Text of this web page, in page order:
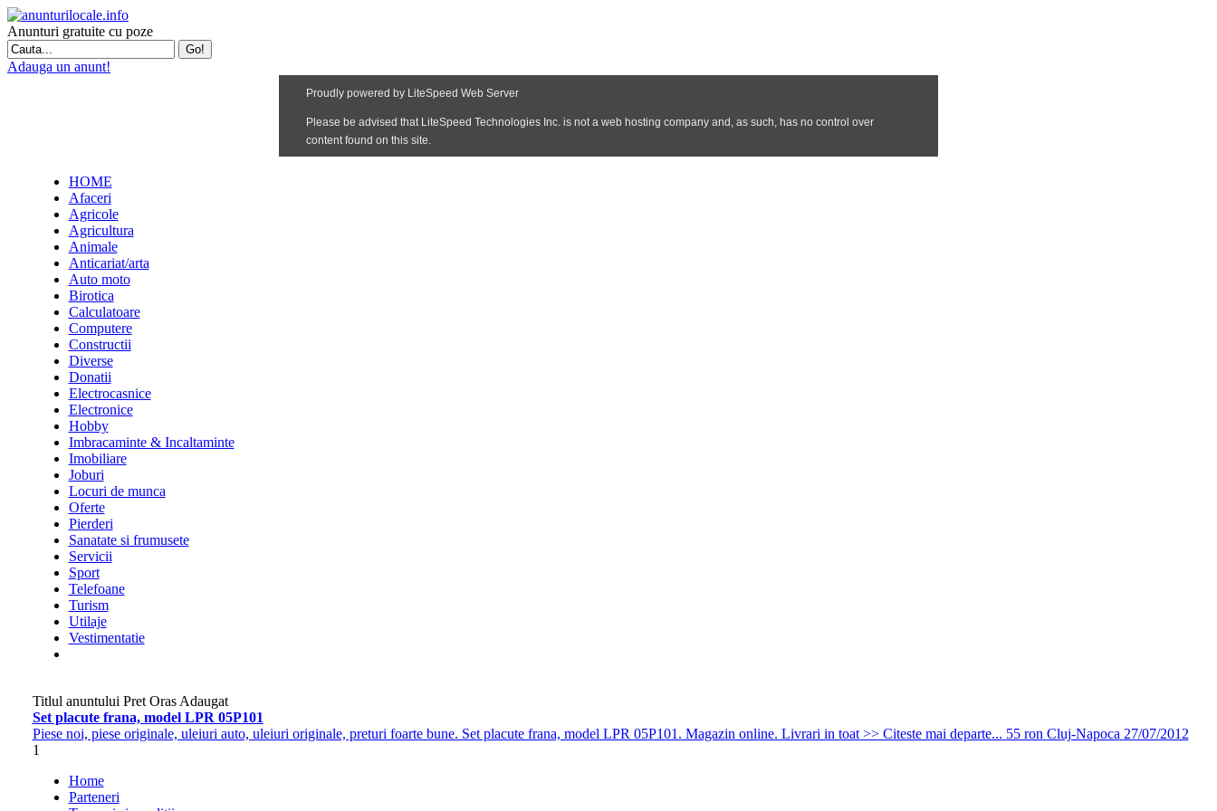
Anunturi gratuite cu poze
Adauga un anunt!
HOME
Afaceri
Agricole
Agricultura
Animale
Anticariat/arta
Auto moto
Birotica
Calculatoare
Computere
Constructii
Diverse
Donatii
Electrocasnice
Electronice
Hobby
Imbracaminte & Incaltaminte
Imobiliare
Joburi
Locuri de munca
Oferte
Pierderi
Sanatate si frumusete
Servicii
Sport
Telefoane
Turism
Utilaje
Vestimentatie
Titlul anuntului Pret Oras Adaugat
Set placute frana, model LPR 05P101
Piese noi, piese originale, uleiuri auto, uleiuri originale, preturi foarte bune. Set placute frana, model LPR 05P101. Magazin online. Livrari in toat >> Citeste mai departe... 55 ron Cluj-Napoca 27/07/2012
1
Home
Parteneri